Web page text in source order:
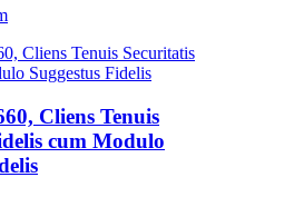
Cliens Tenuis
cum Modulo